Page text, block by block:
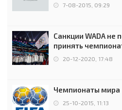
7-08-2015, 09:29
Санкции WADA
принять
чемпионов.
20-12-2020, 17:48
Чемпионаты мира
25-10-2015, 11:13